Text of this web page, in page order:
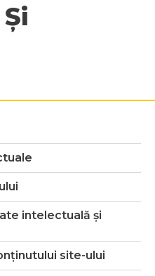
intelectuală și
site-ului